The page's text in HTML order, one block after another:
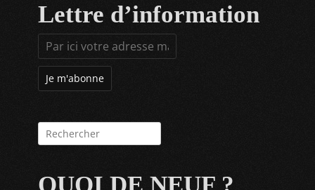
Lettre d’information
Rechercher :